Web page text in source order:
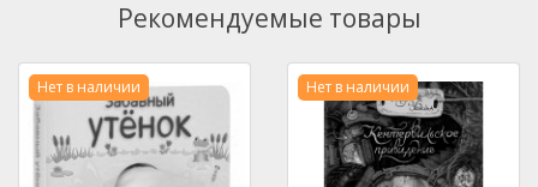
Рекомендуемые товары
Нет в наличии Нет в наличии